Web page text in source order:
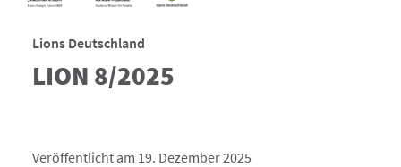
Lions Deutschland
LION 8/2025
Veröffentlicht am 19. Dezember 2025